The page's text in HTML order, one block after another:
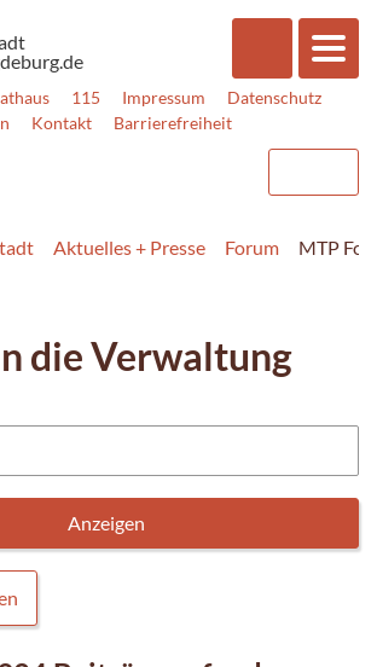
115 Impressum
Datenschutz
Kontakt Barrierefreiheit
Aktuelles + Presse Forum MTP
die Verwaltung